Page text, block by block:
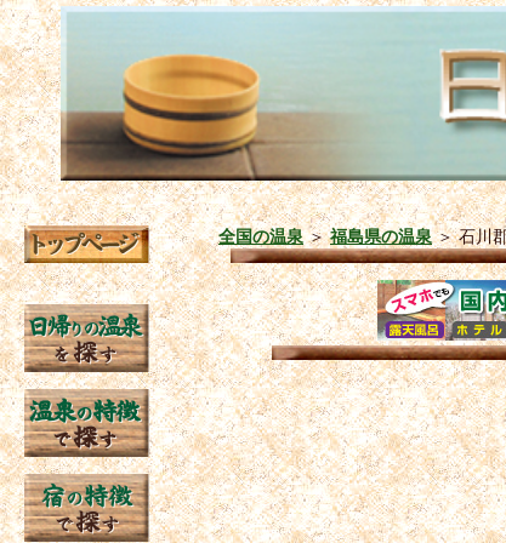
全国の温泉＞福島県の温泉＞石川